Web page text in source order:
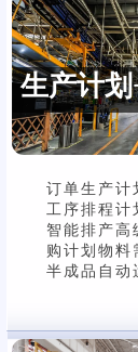
生产计
订单生产计
工序排程计
智能排产高
购计划物料
半成品自动